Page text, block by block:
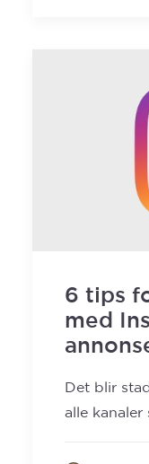
6 tips
med
Det blir
alle kanaler